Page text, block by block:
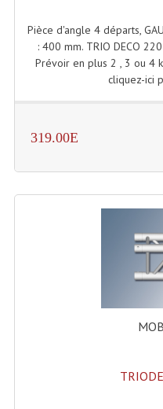
Flight-Case
Flight-
Rack 19"
Sac
Sacs &
Pièce d'angle 4 départs,
: 400 mm. TRIO DECO
Prévoir en plus 2 , 3 ou 4
cliquez-ici
319.00E